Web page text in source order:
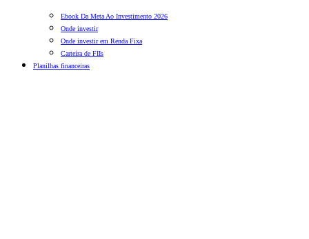
Ebook Da Meta Ao Investimento 2026
Onde investir
Onde investir em Renda Fixa
Carteira de FIIs
Planilhas financeiras